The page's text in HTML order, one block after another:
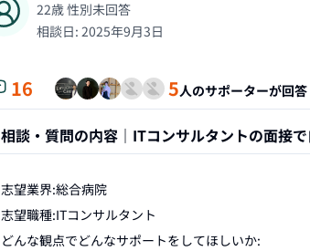
22歳性別未回答
相談日: 2025年9月3日
16 5人のサポーターが回答
相談・質問の内容｜ ITコンサルタントの面接
志望業界:総合病院
志望職種:ITコンサルタント
どんな観点でどんなサポートをしてほしいか: